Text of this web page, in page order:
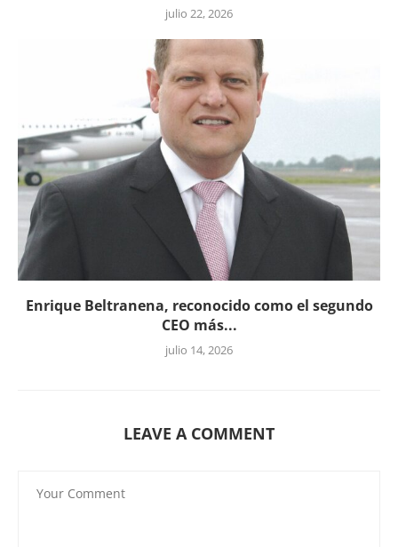
julio 22, 2026
Enrique Beltranena, reconocido como el segundo
CEO más...
julio 14, 2026
LEAVE A COMMENT